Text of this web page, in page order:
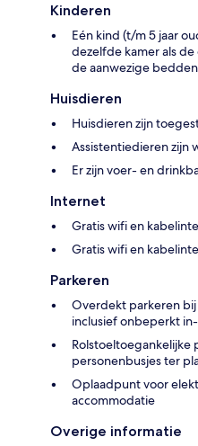
Kinderen
Eén kind (t/m 5 jaar
dezelfde kamer als
de aanwezige
Huisdieren
Huisdieren zijn
Assistentiedieren zijn
Er zijn voer- en
Internet
Gratis wifi en
Gratis wifi en
Parkeren
Overdekt parkeren bij
inclusief onbeperkt
Rolstoeltoegankelijke
personenbusjes ter
Oplaadpunt voor
accommodatie
Overige informatie